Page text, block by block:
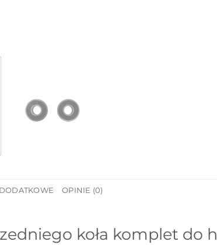
OPINIE (0)
koła komplet do